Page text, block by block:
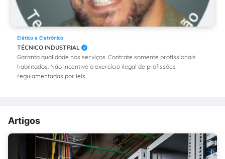
Elética e Eletrônica
TÉCNICO INDUSTRIAL
Garanta qualidade nos serviços. Contrate somente profissionais
habilitados. Não incentive o exercício ilegal de profissões
regulamentadas por leis.
Artigos